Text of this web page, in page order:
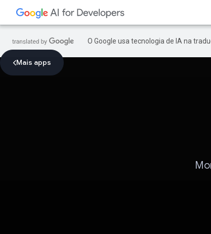
O Google usa tecnologia de IA na
Mais apps